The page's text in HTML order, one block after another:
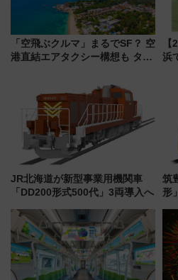
「空飛ぶクルマ」まるでSF？ 空
港直結エアタクシー構想も タイ
浜
JR北海道が新型事業用機関車
「DD200形式500代」3両導入へ
筑
形
に